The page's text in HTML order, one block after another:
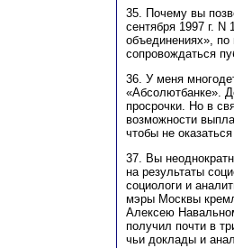
35. Почему вы
сентября 1997 г.
объединениях», по
сопровождаться
36. У меня
«Абсолютбанке».
просрочки. Но в
возможности
чтобы не
37. Вы
на результаты
социологи и
мэры Москвы
Алексею
получил почти в
чьи доклады и